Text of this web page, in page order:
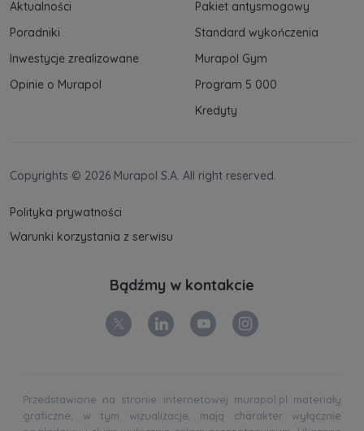
Aktualności
Poradniki
Inwestycje zrealizowane
Opinie o Murapol
Pakiet antysmogowy
Standard wykończenia
Murapol Gym
Program 5 000
Kredyty
Copyrights © 2026 Murapol S.A. All right reserved.
Polityka prywatności
Warunki korzystania z serwisu
Bądźmy w kontakcie
Przedstawione na stronie internetowej murapol.pl materiały
graficzne, w tym wizualizacje, mają charakter wyłącznie